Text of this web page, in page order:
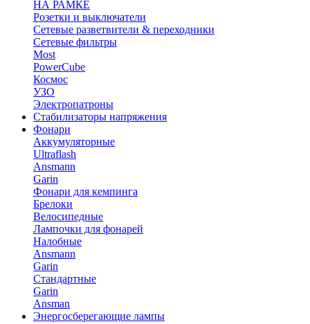
НА РАМКЕ
Розетки и выключатели
Сетевые разветвители & переходники
Сетевые фильтры
Most
PowerCube
Космос
УЗО
Электропатроны
Стабилизаторы напряжения
Фонари
Аккумуляторные
Ultraflash
Ansmann
Garin
Фонари для кемпинга
Брелоки
Велосипедные
Лампочки для фонарей
Налобные
Ansmann
Garin
Стандартные
Garin
Ansman
Энергосберегающие лампы